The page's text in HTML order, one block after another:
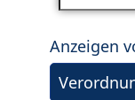
Anzeigen